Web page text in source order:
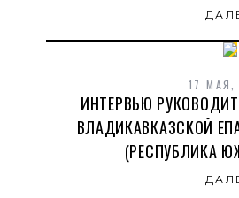
17 МАЯ,
ИНТЕРВЬЮ
ВЛАДИКАВКАЗСКОЙ
(РЕСПУБЛИКА